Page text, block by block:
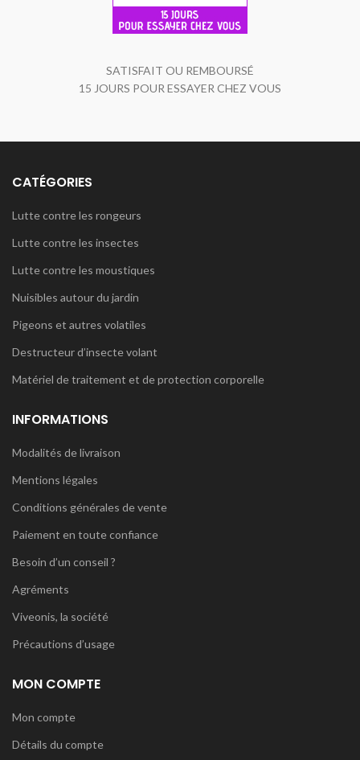
SATISFAIT OU REMBOURSÉ
15 JOURS POUR ESSAYER CHEZ VOUS
CATÉGORIES
Lutte contre les rongeurs
Lutte contre les insectes
Lutte contre les moustiques
Nuisibles autour du jardin
Pigeons et autres volatiles
Destructeur d’insecte volant
Matériel de traitement et de protection corporelle
INFORMATIONS
Modalités de livraison
Mentions légales
Conditions générales de vente
Paiement en toute confiance
Besoin d’un conseil ?
Agréments
Viveonis, la société
Précautions d’usage
MON COMPTE
Mon compte
Détails du compte